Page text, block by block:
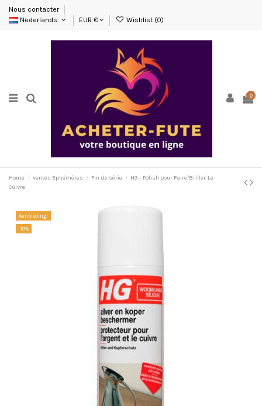
Nous contacter
Nederlands
EUR € Wishlist (0)
0
Home ventes Ephémères Fin de série
HG - Polish pour Faire 'Briller' Le
Cuivre
Aanbieding!
-10%